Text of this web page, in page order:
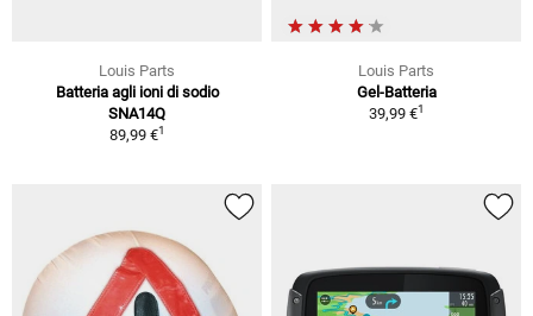
Louis Parts
Batteria agli ioni di sodio
SNA14Q
89,99 €1
Louis Parts
Gel-Batteria
39,99 €1